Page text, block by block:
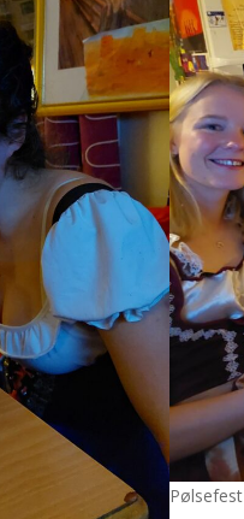
Pølsefest